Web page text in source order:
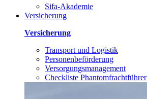
Sifa-Akademie
Versicherung
Versicherung
Transport und Logistik
Personenbeförderung
Versorgungsmanagement
Checkliste Phantomfrachtführer